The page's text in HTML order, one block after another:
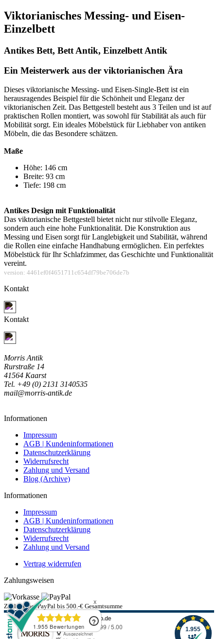
Viktorianisches Messing- und Eisen-
Einzelbett
Antikes Bett, Bett Antik, Einzelbett Antik
Ein Meisterwerk aus der viktorianischen Ära
Dieses viktorianische Messing- und Eisen-Single-Bett ist ein
herausragendes Beispiel für die Schönheit und Eleganz der
viktorianischen Zeit. Das Bettgestell besteht aus 3 Teilen und ist auf
praktischen Rollen montiert, was sowohl für Stabilität als auch für
Mobilität sorgt. Ein ideales Möbelstück für Liebhaber von antiken
Möbeln, die das Besondere schätzen.
Maße
Höhe: 146 cm
Breite: 93 cm
Tiefe: 198 cm
Antikes Design mit Funktionalität
Das viktorianische Bettgestell bietet nicht nur stilvolle Eleganz,
sondern auch eine hohe Funktionalität. Die Konstruktion aus
Messing und Eisen sorgt für Langlebigkeit und Stabilität, während
die Rollen eine einfache Handhabung ermöglichen. Ein perfektes
Möbelstück für Ihr Schlafzimmer, das Geschichte und Funktionalität
vereint.
version: 4461ef0f4651711c654df79be706de7b
Kontakt
Kontakt
Morris Antik
Rurstraße 14
41564 Kaarst
Tel. +49 (0) 2131 3140535
mail@morris-antik.de
Informationen
Impressum
AGB | Kundeninformationen
Datenschutzerklärung
Widerrufsrecht
Zahlung und Versand
Blog (Archive)
Informationen
Impressum
AGB | Kundeninformationen
Datenschutzerklärung
Widerrufsrecht
Zahlung und Versand
Vertrag widerrufen
Zahlungsweisen
Zahlung per PayPal bis 500.-€ Gesamtsumme